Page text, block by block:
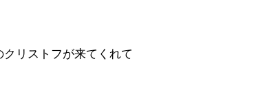
リストフが来てくれて